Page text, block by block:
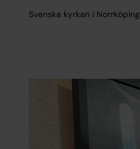
Svenska kyrkan i Norrköping